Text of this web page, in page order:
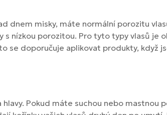
dnem misky, máte normální porozitu
s nízkou porozitou. Pro tyto typy vlasů
se doporučuje aplikovat produkty, když
Pokud máte suchou nebo mastnou